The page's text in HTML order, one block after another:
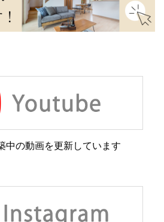
中の動画を更新しています